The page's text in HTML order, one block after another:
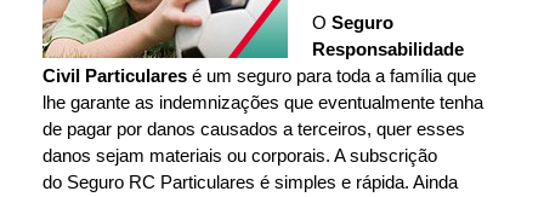
O Seguro
Responsabilidade
Civil Particulares é um seguro para toda a família que
lhe garante as indemnizações que eventualmente tenha
de pagar por danos causados a terceiros, quer esses
danos sejam materiais ou corporais. A subscrição
do Seguro RC Particulares é simples e rápida. Ainda